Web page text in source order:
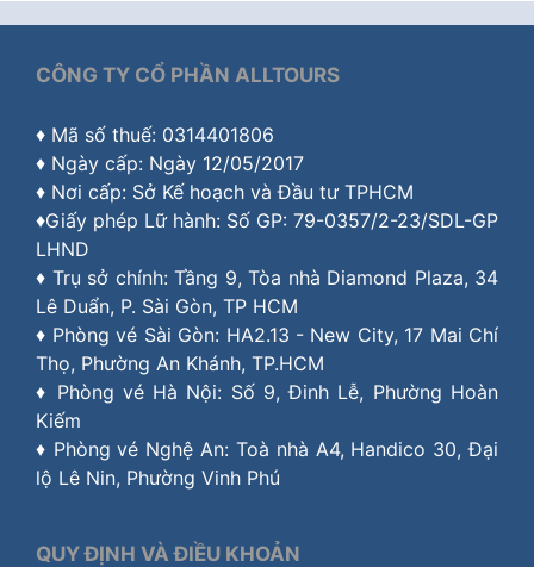
CÔNG TY CỔ PHẦN ALLTOURS
♦ Mã số thuế: 0314401806
♦ Ngày cấp: Ngày 12/05/2017
♦ Nơi cấp: Sở Kế hoạch và Đầu tư TPHCM
♦Giấy phép Lữ hành: Số GP: 79-0357/2-23/SDL-GP
LHND
♦ Trụ sở chính: Tầng 9, Tòa nhà Diamond Plaza, 34
Lê Duẩn, P. Sài Gòn, TP HCM
♦ Phòng vé Sài Gòn: HA2.13 - New City, 17 Mai Chí
Thọ, Phường An Khánh, TP.HCM
♦ Phòng vé Hà Nội: Số 9, Đinh Lễ, Phường Hoàn
Kiếm
♦ Phòng vé Nghệ An: Toà nhà A4, Handico 30, Đại
lộ Lê Nin, Phường Vinh Phú
QUY ĐỊNH VÀ ĐIỀU KHOẢN